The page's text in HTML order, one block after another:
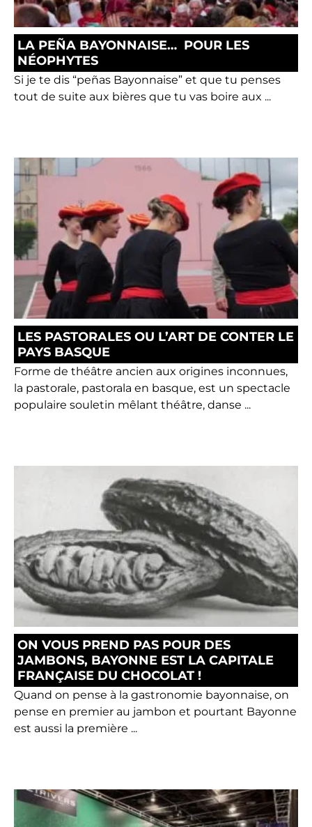
LA PEÑA BAYONNAISE… POUR LES
NÉOPHYTES
Si je te dis “peñas Bayonnaise” et que tu penses
tout de suite aux bières que tu vas boire aux ...
LES PASTORALES OU L’ART DE CONTER LE
PAYS BASQUE
Forme de théâtre ancien aux origines inconnues,
la pastorale, pastorala en basque, est un spectacle
populaire souletin mêlant théâtre, danse ...
ON VOUS PREND PAS POUR DES
JAMBONS, BAYONNE EST LA CAPITALE
FRANÇAISE DU CHOCOLAT !
Quand on pense à la gastronomie bayonnaise, on
pense en premier au jambon et pourtant Bayonne
est aussi la première ...